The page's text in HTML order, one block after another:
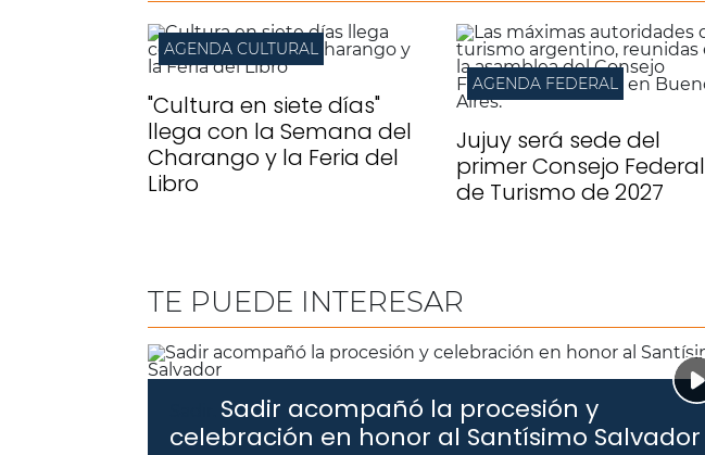
AGENDA CULTURAL
"Cultura en siete días"
llega con la Semana del
Charango y la Feria del
Libro
AGENDA FEDERAL
Jujuy será sede del
primer Consejo Federal
de Turismo de 2027
TE PUEDE INTERESAR
Sadir acompañó la procesión y
celebración en honor al Santísimo Salvador